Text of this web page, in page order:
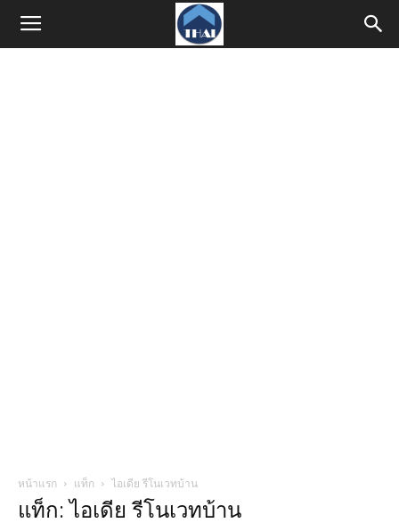
หน้าแรก แท็ก ไอเดีย รีโนเวทบ้าน
แท็ก: ไอเดีย รีโนเวทบ้าน